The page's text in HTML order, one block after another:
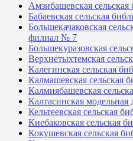
Амзибашевская
Бабаевская сельская
Большекачаковская
филиал № 7
Большекуразовская
Верхнетыхтемская
Калегинская сельская
Калмашевская сельская
Калмиябашевская
Калтасинская модельная
Кельтеевская сельская
Киебаковская сельская
Кокушевская сельская